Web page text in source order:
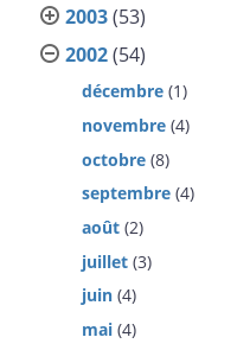
2003(53)
2002(54)
décembre (1)
novembre (4)
octobre (8)
septembre (4)
août (2)
juillet (3)
juin (4)
mai (4)